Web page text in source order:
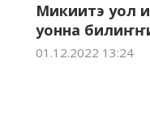
Микиитэ уол
уонна
01.12.2022 13:24